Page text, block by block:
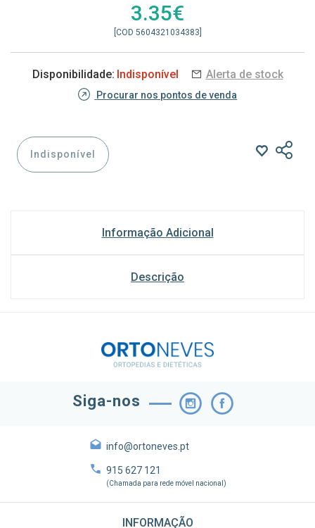
3.35€
[COD 5604321034383]
Disponibilidade: Indisponível Alerta de stock
Procurar nos pontos de venda
Indisponível
Informação Adicional
Descrição
Siga-nos
info@ortoneves.pt
915 627 121
(Chamada para rede móvel nacional)
INFORMAÇÃO